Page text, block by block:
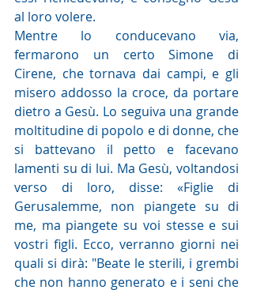
al loro volere.
Mentre lo conducevano via,
fermarono un certo Simone di
Cirene, che tornava dai campi, e gli
misero addosso la croce, da portare
dietro a Gesù. Lo seguiva una grande
moltitudine di popolo e di donne, che
si battevano il petto e facevano
lamenti su di lui. Ma Gesù, voltandosi
verso di loro, disse: «Figlie di
Gerusalemme, non piangete su di
me, ma piangete su voi stesse e sui
vostri figli. Ecco, verranno giorni nei
quali si dirà: "Beate le sterili, i grembi
che non hanno generato e i seni che